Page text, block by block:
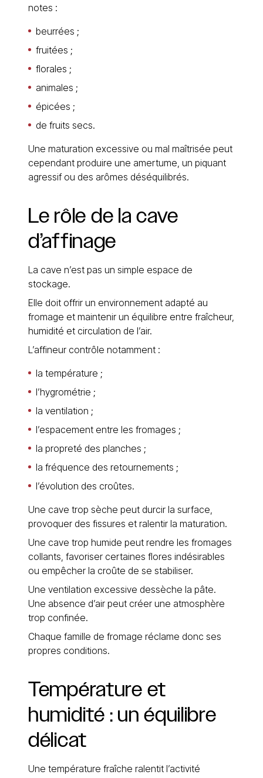
notes :
beurrées ;
fruitées ;
florales ;
animales ;
épicées ;
de fruits secs.
Une maturation excessive ou mal maîtrisée peut
cependant produire une amertume, un piquant
agressif ou des arômes déséquilibrés.
Le rôle de la cave
d’affinage
La cave n’est pas un simple espace de
stockage.
Elle doit offrir un environnement adapté au
fromage et maintenir un équilibre entre fraîcheur,
humidité et circulation de l’air.
L’affineur contrôle notamment :
la température ;
l’hygrométrie ;
la ventilation ;
l’espacement entre les fromages ;
la propreté des planches ;
la fréquence des retournements ;
l’évolution des croûtes.
Une cave trop sèche peut durcir la surface,
provoquer des fissures et ralentir la maturation.
Une cave trop humide peut rendre les fromages
collants, favoriser certaines flores indésirables
ou empêcher la croûte de se stabiliser.
Une ventilation excessive dessèche la pâte.
Une absence d’air peut créer une atmosphère
trop confinée.
Chaque famille de fromage réclame donc ses
propres conditions.
Température et
humidité : un équilibre
délicat
Une température fraîche ralentit l’activité